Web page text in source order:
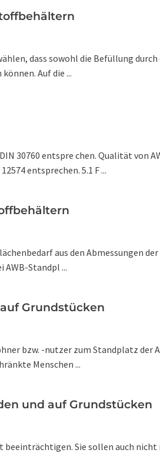
dass sowohl die Befüllung
Auf die ...
30760 entspre chen. Qualität von
entsprechen. 5.1 F ...
aus den Abmessungen
AWB-Standpl ...
Grundstücken
bzw. -nutzer zum Standplatz der
Menschen ...
und auf Grundstücken
Sie sollen auch